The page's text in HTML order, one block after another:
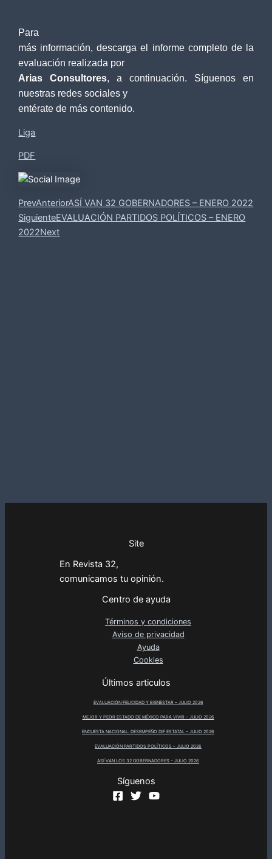
Para
más información, descarga el informe completo de la
evaluación realizada por
Arias Consultores, a continuación. Síguenos en
nuestras redes sociales y
entérate de más contenido.
Liga
PDF
PrevAnteriorASÍ VAN 32 GOBERNADORES – ENERO 2022
SiguienteEVALUACIÓN PARTIDOS POLÍTICOS – ENERO
2022Next
Site
En Revista 32,
comunicamos tu opinión.
Centro de ayuda
Términos y condiciones
Aviso de privacidad
Ayuda
Cookies
Últimos articulos
EVALUACIÓN FELICIDAD Y BIENESTAR – JULIO 2026
MEJOR Y PEOR ESTADO DE MÉXICO PARA VIVIR – JULIO 2026
ENCUESTA NACIONAL: DESEMPEÑO DIF ESTATAL – JULIO 2026
EVALUACIÓN PARTIDOS POLÍTICOS – JULIO 2026
ASÍ VAN LOS 32 GOBERNADORES – JULIO 2026
Síguenos